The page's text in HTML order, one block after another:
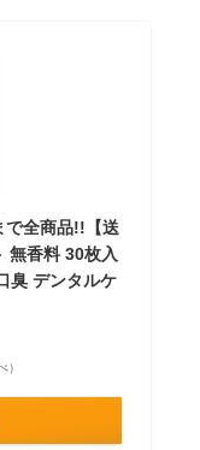
で全商品!!【送
無香料 30枚入
臭 デンタルケ
）